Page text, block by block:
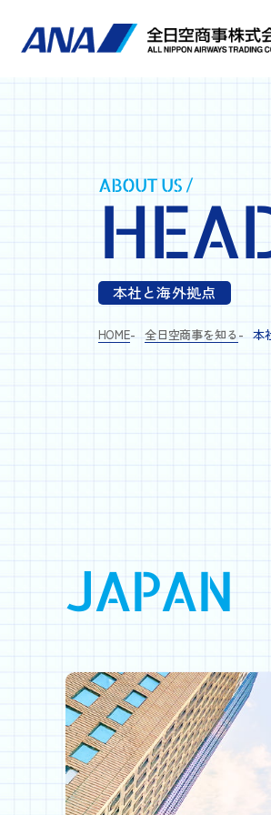
ABOUT US /
本社と海外拠点
HOME 全日空商事を知る 本
JAPAN